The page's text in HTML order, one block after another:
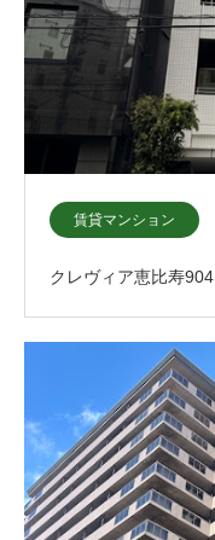
賃貸マンション
クレヴィア恵比寿904